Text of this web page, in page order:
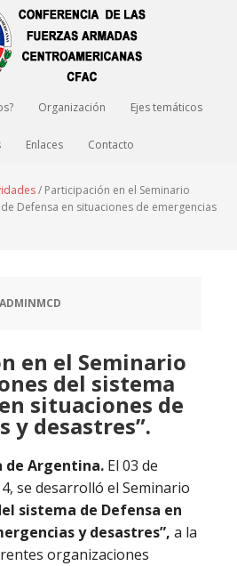
Organización Ejes temáticos
Enlaces Contacto
/ Participación en el Seminario
Defensa en situaciones de emergencias
ADMINMCD
en el Seminario
del sistema
situaciones de
y desastres”.
de Argentina. El 03 de
se desarrolló el Seminario
sistema de Defensa en
y desastres”, a la
organizaciones